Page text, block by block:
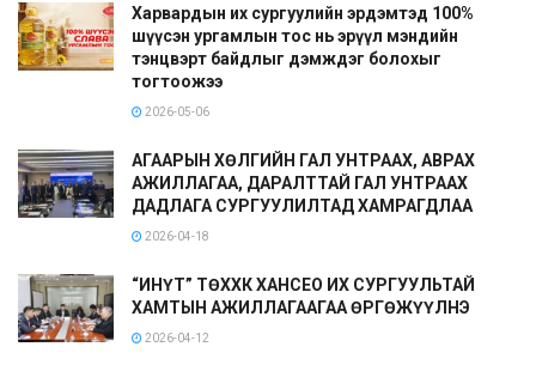
Харвардын их сургуулийн эрдэмтэд 100%
шүүсэн ургамлын тос нь эрүүл мэндийн
тэнцвэрт байдлыг дэмждэг болохыг
тогтоожээ
2026-05-06
АГААРЫН ХӨЛГИЙН ГАЛ УНТРААХ, АВРАХ
АЖИЛЛАГАА, ДАРАЛТТАЙ ГАЛ УНТРААХ
ДАДЛАГА СУРГУУЛИЛТАД ХАМРАГДЛАА
2026-04-18
“ИНҮТ” ТӨХХК ХАНСЕО ИХ СУРГУУЛЬТАЙ
ХАМТЫН АЖИЛЛАГААГАА ӨРГӨЖҮҮЛНЭ
2026-04-12